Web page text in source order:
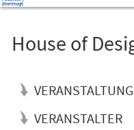
House of
VERANSTALTER